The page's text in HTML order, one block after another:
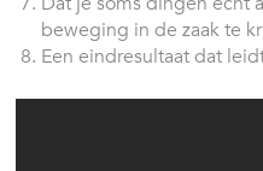
beweging in de zaak te
Een eindresultaat dat